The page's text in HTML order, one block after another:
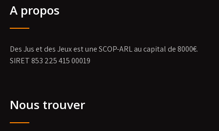
A propos
Des Jus et des Jeux est une SCOP-ARL au capital de 8000€.
SIRET 853 225 415 00019
Nous trouver